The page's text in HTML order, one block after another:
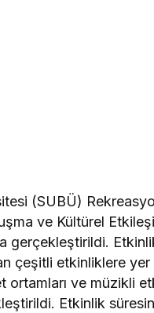
(SUBÜ)
ve Kültürel
gerçekleştirildi.
çeşitli etkinliklere
ve müzikli
Etkinlik